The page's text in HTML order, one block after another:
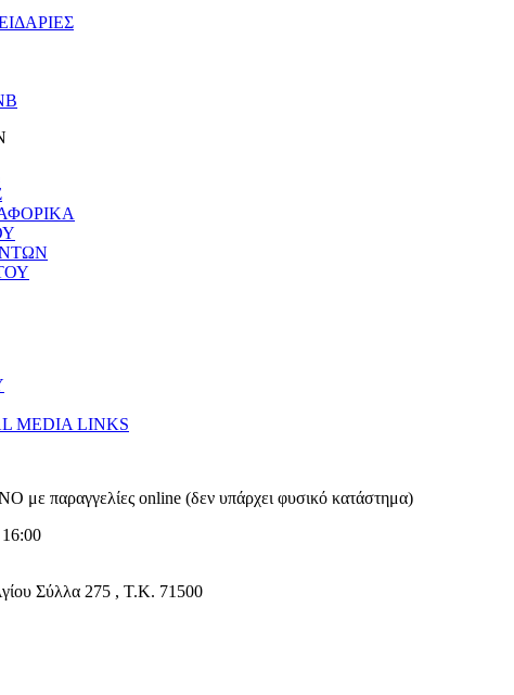
MEDIA LINKS
με παραγγελίες online (δεν υπάρχει φυσικό κατάστημα)
Σύλλα 275 , T.K. 71500